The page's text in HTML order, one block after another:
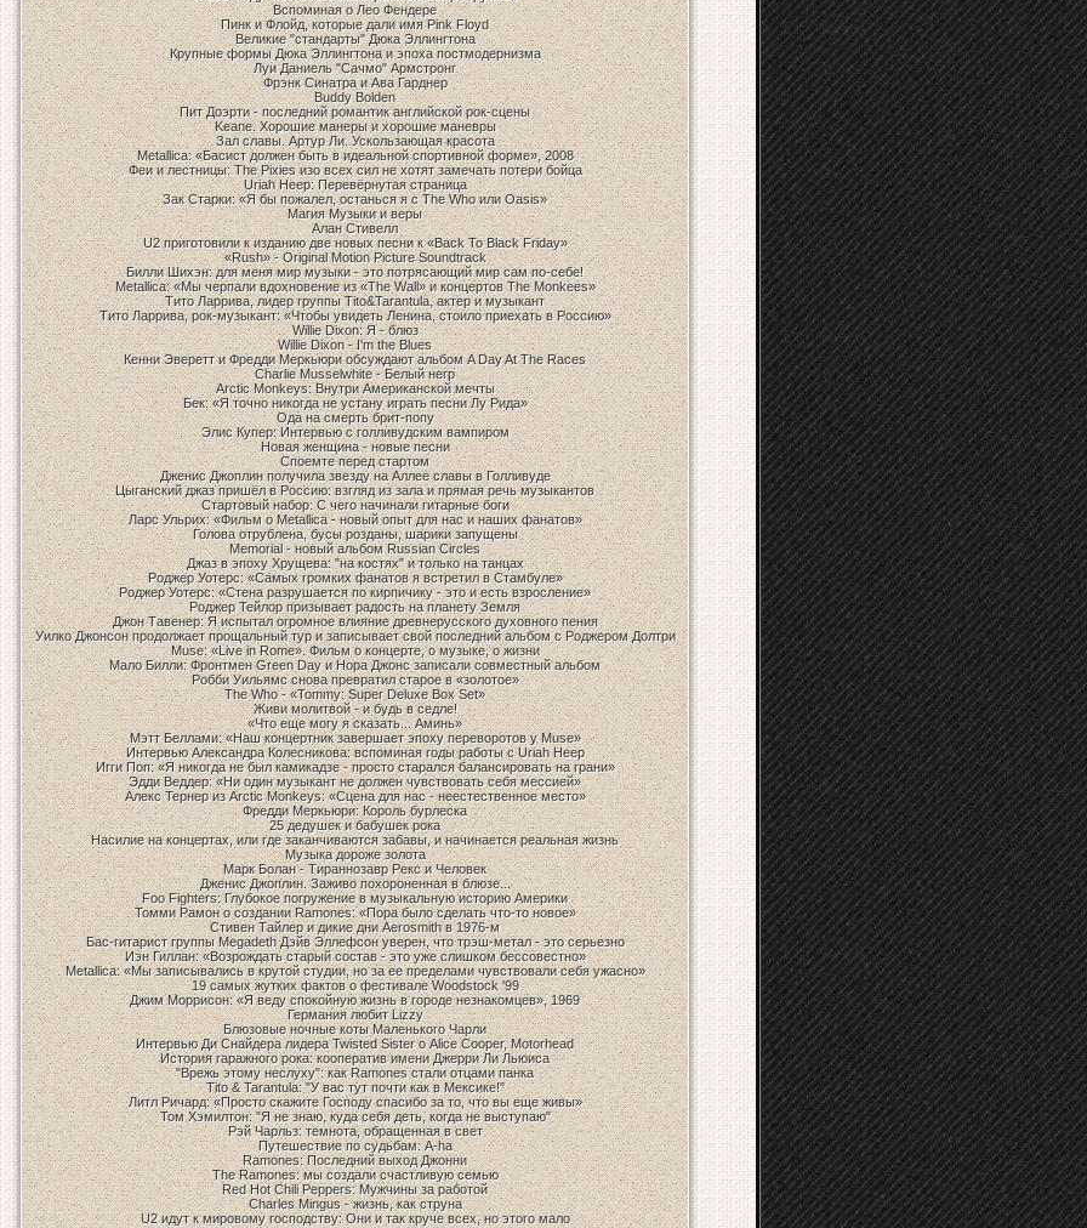
Вспоминая о Лео Фендере
Пинк и Флойд, которые дали имя Pink Floyd
Великие "стандарты" Дюка Эллингтона
Крупные формы Дюка Эллингтона и эпоха постмодернизма
Луи Даниель "Сачмо" Армстронг
Фрэнк Синатра и Ава Гарднер
Buddy Bolden
Пит Доэрти - последний романтик английской рок-сцены
Keane. Хорошие манеры и хорошие маневры
Зал славы. Артур Ли. Ускользающая красота
Metallica: «Басист должен быть в идеальной спортивной форме», 2008
Феи и лестницы: The Pixies изо всех сил не хотят замечать потери бойца
Uriah Heep: Перевёрнутая cтраница
Зак Старки: «Я бы пожалел, останься я с The Who или Oasis»
Магия Музыки и веры
Алан Стивелл
U2 приготовили к изданию две новых песни к «Back To Black Friday»
«Rush» - Original Motion Picture Soundtrack
Билли Шихэн: для меня мир музыки - это потрясающий мир сам по-себе!
Metallica: «Мы черпали вдохновение из «The Wall» и концертов The Monkees»
Тито Ларрива, лидер группы Tito&Tarantula, актер и музыкант
Тито Ларрива, рок-музыкант: «Чтобы увидеть Ленина, стоило приехать в Россию»
Willie Dixon: Я - блюз
Willie Dixon - I'm the Blues
Кенни Эверетт и Фредди Меркьюри обсуждают альбом A Day At The Races
Charlie Musselwhite - Белый негр
Аrctic Мonkeys: Внутри Американской мечты
Бек: «Я точно никогда не устану играть песни Лу Рида»
Ода на смерть брит-попу
Элис Купер: Интервью с голливудским вампиром
Новая женщина - новые песни
Споемте перед стартом
Дженис Джоплин получила звезду на Аллее славы в Голливуде
Цыганский джаз пришёл в Россию: взгляд из зала и прямая речь музыкантов
Стартовый набор: С чего начинали гитарные боги
Ларс Ульрих: «Фильм о Metallica - новый опыт для нас и наших фанатов»
Голова отрублена, бусы розданы, шарики запущены
Memorial - новый альбом Russian Circles
Джаз в эпоху Хрущева: "на костях" и только на танцах
Роджер Уотерс: «Самых громких фанатов я встретил в Стамбуле»
Роджер Уотерс: «Стена разрушается по кирпичику - это и есть взросление»
Роджер Тейлор призывает радость на планету Земля
Джон Тавенер: Я испытал огромное влияние древнерусского духовного пения
Уилко Джонсон продолжает прощальный тур и записывает свой последний альбом с Роджером Долтри
Muse: «Live in Rome». Фильм о концерте, о музыке, о жизни
Мало Билли: Фронтмен Green Day и Нора Джонс записали совместный альбом
Робби Уильямс снова превратил старое в «золотое»
The Who - «Tommy: Super Deluxe Box Set»
Живи молитвой - и будь в седле!
«Что еще могу я сказать... Аминь»
Мэтт Беллами: «Наш концертник завершает эпоху переворотов у Muse»
Интервью Александра Колесникова: вспоминая годы работы с Uriah Heep
Игги Поп: «Я никогда не был камикадзе - просто старался балансировать на грани»
Эдди Веддер: «Ни один музыкант не должен чувствовать себя мессией»
Алекс Тернер из Arctic Monkeys: «Сцена для нас - неестественное место»
Фредди Меркьюри: Король бурлеска
25 дедушек и бабушек рока
Насилие на концертах, или где заканчиваются забавы, и начинается реальная жизнь
Музыка дороже золота
Марк Болан - Тираннозавр Рекс и Человек
Дженис Джоплин. Заживо похороненная в блюзе...
Foo Fighters: Глубокое погружение в музыкальную историю Америки
Томми Рамон о создании Ramones: «Пора было сделать что-то новое»
Стивен Тайлер и дикие дни Aerosmith в 1976-м
Бас-гитарист группы Megadeth Дэйв Эллефсон уверен, что трэш-метал - это серьезно
Иэн Гиллан: «Возрождать старый состав - это уже слишком бессовестно»
Metallica: «Мы записывались в крутой студии, но за ее пределами чувствовали себя ужасно»
19 самых жутких фактов о фестивале Woodstock '99
Джим Моррисон: «Я веду спокойную жизнь в городе незнакомцев», 1969
Германия любит Lizzy
Блюзовые ночные коты Маленького Чарли
Интервью Ди Снайдера лидера Twisted Sister о Alice Cooper, Motorhead
История гаражного рока: кооператив имени Джерри Ли Льюиса
"Врежь этому неслуху": как Ramones стали отцами панка
Tito & Tarantula: "У вас тут почти как в Мексике!"
Литл Ричард: «Просто скажите Господу спасибо за то, что вы еще живы»
Том Хэмилтон: "Я не знаю, куда себя деть, когда не выступаю"
Рэй Чарльз: темнота, обращенная в свет
Путешествие по судьбам: A-ha
Ramones: Последний выход Джонни
The Ramones: мы создали счастливую семью
Red Hot Chili Peppers: Мужчины за работой
Charles Mingus - жизнь, как струна
U2 идут к мировому господству: Они и так круче всех, но этого мало